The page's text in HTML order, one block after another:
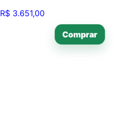
R$ 3.651,00
Comprar